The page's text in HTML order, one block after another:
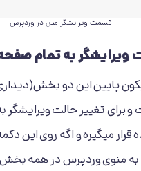
قسمت ویرایشگر متن در وردپرس
ویرایشگر به تمام
پایین این دو
برای تغییر حالت ویرایشگر
قرار میگیره و اگه روی این
به منوی وردپرس در همه